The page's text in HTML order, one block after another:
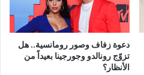
دعوة زفاف وصور رومانسية.. هل
تزوّج رونالدو وجورجينا بعيداً من
الأنظار؟